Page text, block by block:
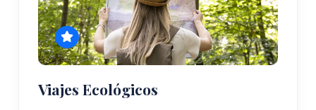
Viajes Ecológicos